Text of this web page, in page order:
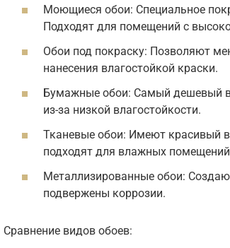
Моющиеся обои: Специальное
Подходят для помещений с
Обои под покраску: Позволяют
нанесения влагостойкой краски.
Бумажные обои: Самый дешевый
из-за низкой влагостойкости.
Тканевые обои: Имеют красивый
подходят для влажных
Металлизированные обои:
подвержены коррозии.
Сравнение видов обоев: